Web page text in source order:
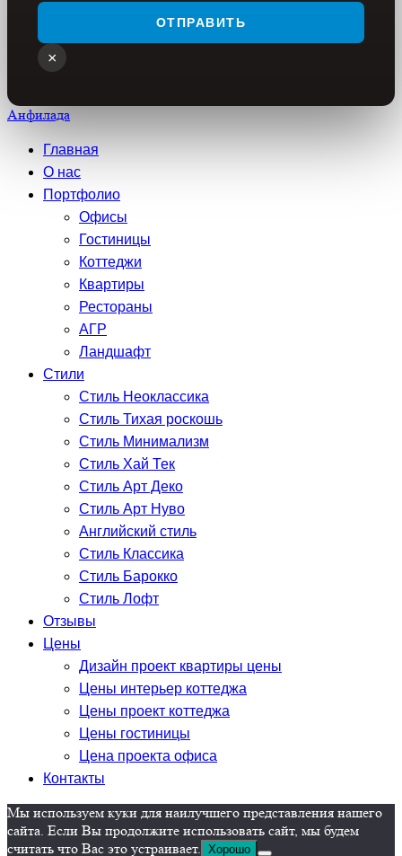
ОТПРАВИТЬ
×
Анфилада
Главная
О нас
Портфолио
Офисы
Гостиницы
Коттеджи
Квартиры
Рестораны
АГР
Ландшафт
Стили
Стиль Неоклассика
Стиль Тихая роскошь
Стиль Минимализм
Стиль Хай Тек
Стиль Арт Деко
Стиль Арт Нуво
Английский стиль
Стиль Классика
Стиль Барокко
Стиль Лофт
Отзывы
Цены
Дизайн проект квартиры цены
Цены интерьер коттеджа
Цены проект коттеджа
Цены гостиницы
Цена проекта офиса
Контакты
Мы используем куки для наилучшего представления нашего
сайта. Если Вы продолжите использовать сайт, мы будем
считать что Вас это устраивает.
Хорошо